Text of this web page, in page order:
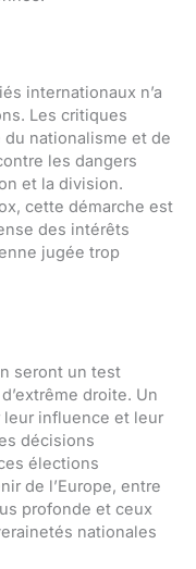
internationaux n’a
Les critiques
nationalisme et de
les dangers
et la division.
cette démarche est
des intérêts
jugée trop
seront un test
droite. Un
leur influence et leur
décisions
élections
de l’Europe, entre
profonde et ceux
nationales